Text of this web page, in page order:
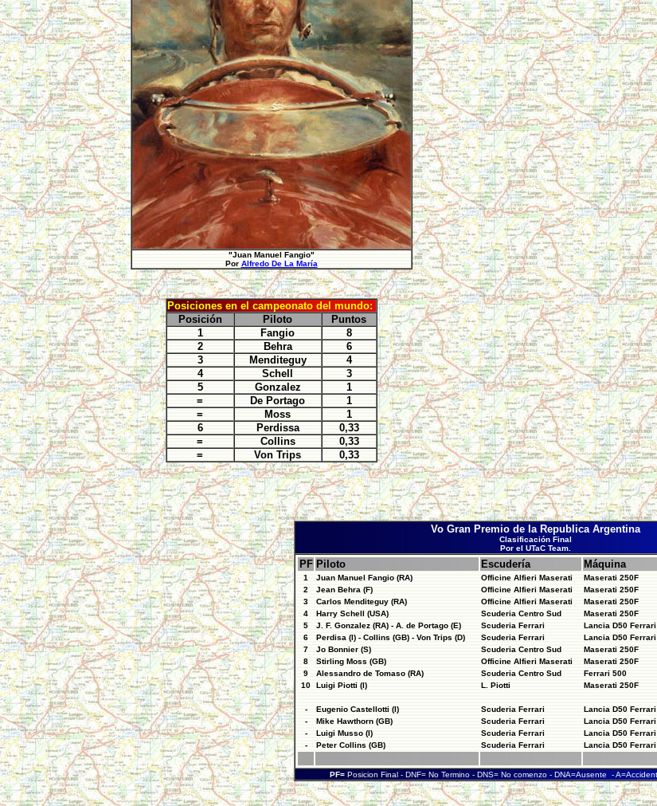
"Juan Manuel Fangio"
Por Alfredo De La María
Posiciones en el campeonato del mundo:
Posición
Piloto
Puntos
1
Fangio
8
2
Behra
6
3
Menditeguy
4
4
Schell
3
5
Gonzalez
1
=
De Portago
1
=
Moss
1
6
Perdissa
0,33
=
Collins
0,33
=
Von Trips 0,33
Vo Gran Premio de la Republica Argentina
Clasificación Final
Por el UTaC Team.
PF Piloto Escudería Máquina
1 Juan Manuel Fangio (RA) Officine Alfieri Maserati Maserati 250F
2
Jean Behra (F) Officine Alfieri Maserati Maserati 250F
3
Carlos Menditeguy (RA) Officine Alfieri Maserati Maserati 250F
4
Harry Schell (USA) Scuderia Centro Sud Maserati 250F
5
J. F. Gonzalez (RA) - A. de Portago (E) Scuderia Ferrari Lancia D50 Ferrari
6
Perdisa (I) - Collins (GB) - Von Trips (D) Scuderia Ferrari Lancia D50 Ferrari
7
Jo Bonnier (S) Scuderia Centro Sud Maserati 250F
8
Stirling Moss (GB) Officine Alfieri Maserati Maserati 250F
9
Alessandro de Tomaso (RA) Scuderia Centro Sud Ferrari 500
10
Luigi Piotti (I) L. Piotti Maserati 250F
- Eugenio Castellotti (I) Scuderia Ferrari Lancia D50 Ferrari
-
Mike Hawthorn (GB) Scuderia Ferrari Lancia D50 Ferrari
-
Luigi Musso (I) Scuderia Ferrari Lancia D50 Ferrari
-
Peter Collins (GB) Scuderia Ferrari Lancia D50 Ferrari
PF= Posicion Final - DNF= No Termino - DNS= No comenzo - DNA=Ausente -